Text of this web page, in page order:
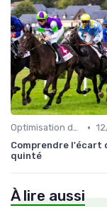
Optimisation des performances •
Comprendre l'écart
quinté
À lire aussi